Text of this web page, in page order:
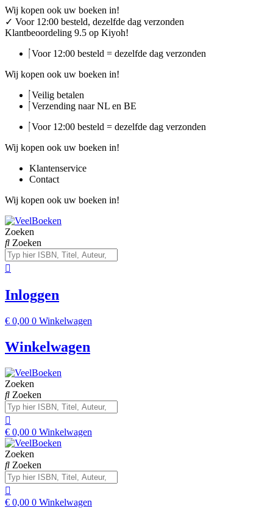
Ga
naar
de
Wij kopen ook uw boeken in!
✓ Voor 12:00 besteld, dezelfde dag verzonden
Klantbeoordeling 9.5 op Kiyoh!
Voor 12:00 besteld = dezelfde dag verzonden
Wij kopen ook uw boeken in!
Veilig betalen
Verzending naar NL en BE
Voor 12:00 besteld = dezelfde dag verzonden
Wij kopen ook uw boeken in!
Klantenservice
Contact
Wij kopen ook uw boeken in!
Zoeken
Zoeken
Inloggen
€ 0,00 0 Winkelwagen
Winkelwagen
Zoeken
Zoeken
€ 0,00 0 Winkelwagen
Zoeken
Zoeken
€ 0,00 0 Winkelwagen